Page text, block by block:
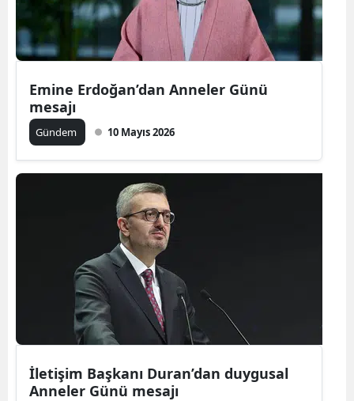
Elazığ
Giresun
Emine Erdoğan’dan Anneler Günü
mesajı
Gündem 10 Mayıs 2026
İletişim Başkanı Duran’dan duygusal
Anneler Günü mesajı